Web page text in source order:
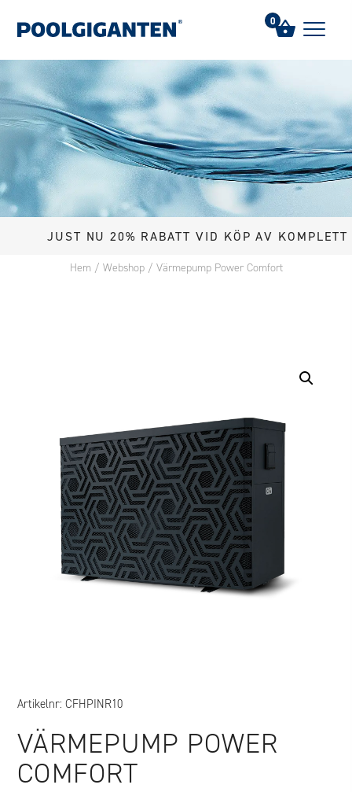
JUST NU 20% RABATT VID KÖP AV KOMPLETT POOL
Hem/ Webshop/ Värmepump Power Comfort
Artikelnr:CFHPINR10
VÄRMEPUMP POWER
COMFORT
0